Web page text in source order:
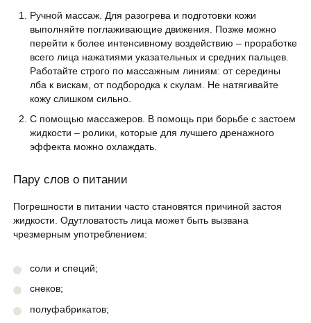
Ручной массаж. Для разогрева и подготовки кожи
выполняйте поглаживающие движения. Позже можно
перейти к более интенсивному воздействию – проработке
всего лица нажатиями указательных и средних пальцев.
Работайте строго по массажным линиям: от середины
лба к вискам, от подбородка к скулам. Не натягивайте
кожу слишком сильно.
С помощью массажеров. В помощь при борьбе с застоем
жидкости – ролики, которые для лучшего дренажного
эффекта можно охлаждать.
Пару слов о питании
Погрешности в питании часто становятся причиной застоя
жидкости. Одутловатость лица может быть вызвана
чрезмерным употреблением:
соли и специй;
снеков;
полуфабрикатов;